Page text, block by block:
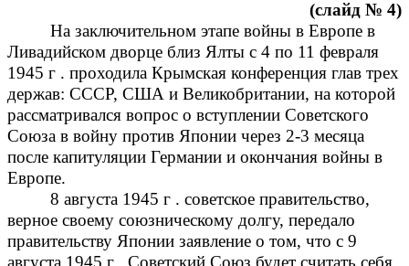
(слайд № 4)
На заключительном этапе войны в Европе в
Ливадийском дворце близ Ялты с 4 по 11 февраля
1945 г . проходила Крымская конференция глав трех
держав: СССР, США и Великобритании, на которой
рассматривался вопрос о вступлении Советского
Союза в войну против Японии через 2-3 месяца
после капитуляции Германии и окончания войны в
Европе.
8 августа 1945 г . советское правительство,
верное своему союзническому долгу, передало
правительству Японии заявление о том, что с 9
августа 1945 г . Советский Союз будет считать себя